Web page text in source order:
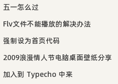
五一怎么过
Flv文件不能播放的解决办法
强制设为首页代码
2009浪漫情人节电脑桌面壁纸分享
加入到 Typecho 中来